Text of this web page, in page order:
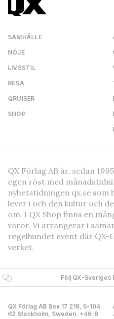
SAMHÄLLE
NÖJE
LIVSSTIL
RESA
QRUISER
SHOP
QX Förlag AB är, sedan
egen röst med
nyhetstidningen qx.se som
lever i och den kultur och
om. I QX Shop finns en
varor. Vi arrangerar i
regelbundet event där QX-
verket.
Följ QX-Sveriges
QX Förlag AB Box 17 218, S-104
62 Stockholm, Sweden. +46-8